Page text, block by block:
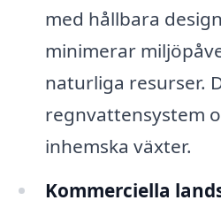
med hållbara
minimerar
naturliga resurser.
regnvattensystem
inhemska växter.
Kommerciella